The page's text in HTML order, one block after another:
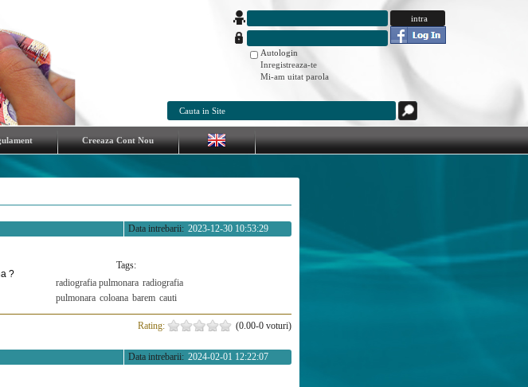
Autologin
Inregistreaza-te
Mi-am uitat parola
Creeaza Cont Nou
2023-12-30 10:53:29
Data intrebarii:
?
Tags:
radiografia pulmonara radiografia
pulmonara coloana barem cauti
(0.00-0 voturi)
Rating:
2024-02-01 12:22:07
Data intrebarii: